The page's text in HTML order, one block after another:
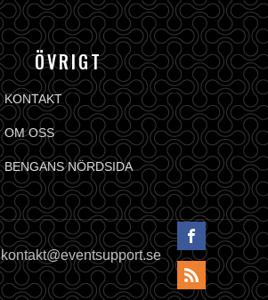
ÖVRIGT
KONTAKT
OM OSS
BENGANS NÖRDSIDA
kontakt@eventsupport.se